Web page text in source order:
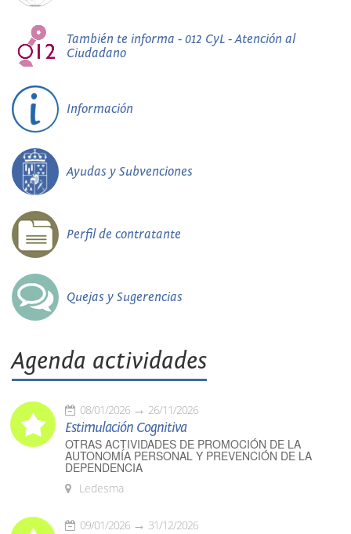
También te informa - 012 CyL - Atención al
Ciudadano
Información
Ayudas y Subvenciones
Perfil de contratante
Quejas y Sugerencias
Agenda actividades
08/01/2026 26/11/2026
Estimulación Cognitiva
OTRAS ACTIVIDADES DE PROMOCIÓN DE LA
AUTONOMÍA PERSONAL Y PREVENCIÓN DE LA
DEPENDENCIA
Ledesma
09/01/2026 31/12/2026